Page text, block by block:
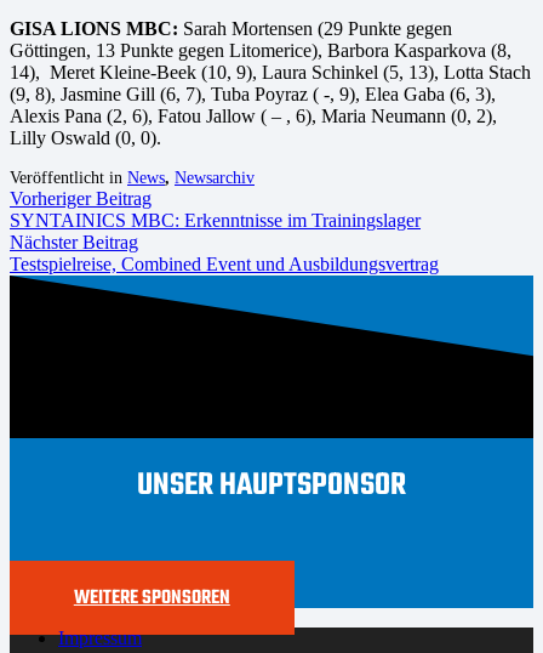
GISA LIONS MBC: Sarah Mortensen (29 Punkte gegen
Göttingen, 13 Punkte gegen Litomerice), Barbora Kasparkova (8,
14), Meret Kleine-Beek (10, 9), Laura Schinkel (5, 13), Lotta Stach
(9, 8), Jasmine Gill (6, 7), Tuba Poyraz ( -, 9), Elea Gaba (6, 3),
Alexis Pana (2, 6), Fatou Jallow ( – , 6), Maria Neumann (0, 2),
Lilly Oswald (0, 0).
Veröffentlicht in News, Newsarchiv
Vorheriger Beitrag
SYNTAINICS MBC: Erkenntnisse im Trainingslager
Nächster Beitrag
Testspielreise, Combined Event und Ausbildungsvertrag
UNSER HAUPTSPONSOR
WEITERE SPONSOREN
Impressum